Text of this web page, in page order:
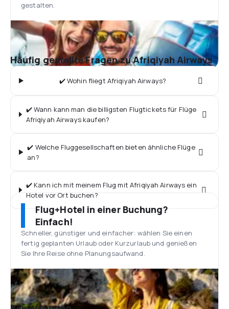
gestalten.
Häufig gestellte Fragen zu Afriqiyah Airways
✔️ Wohin fliegt Afriqiyah Airways?
✔️ Wann kann man die billigsten Flugtickets für Flüge
Afriqiyah Airways kaufen?
✔️ Welche Fluggesellschaften bieten ähnliche Flüge
an?
✔️ Kann ich mit meinem Flug mit Afriqiyah Airways ein
Hotel vor Ort buchen?
Flug+Hotel in einer Buchung?
Einfach!
Schneller, günstiger und einfacher: wählen Sie einen
fertig geplanten Urlaub oder Kurzurlaub und genießen
Sie Ihre Reise ohne Planungsaufwand.